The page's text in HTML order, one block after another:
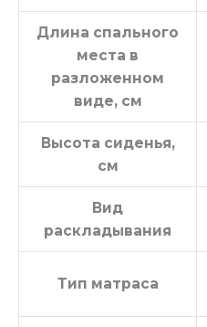
Длина спального
места в
разложенном
виде, см
Высота сиденья,
см
Вид
раскладывания
Тип матраса